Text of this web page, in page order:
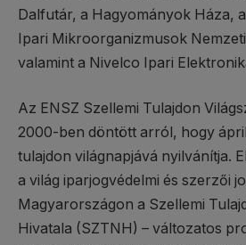
Dalfutár, a Hagyományok Háza,
Ipari Mikroorganizmusok
valamint a Nivelco Ipari
Az ENSZ Szellemi Tulajdon
2000-ben döntött arról, hogy
tulajdon világnapjává nyilvánítja.
a világ iparjogvédelmi és szerzői
Magyarországon a Szellemi
Hivatala (SZTNH) – változatos